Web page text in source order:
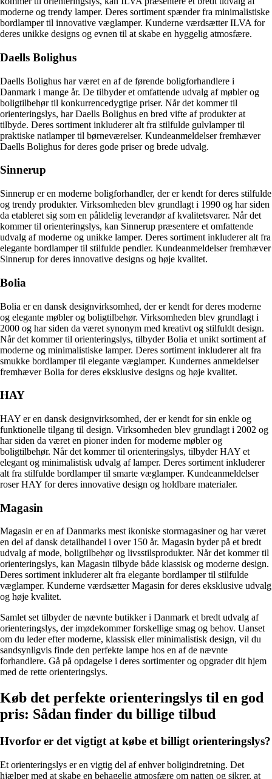
moderne og trendy lamper. Deres sortiment spænder fra minimalistiske
bordlamper til innovative væglamper. Kunderne værdsætter ILVA for
deres unikke designs og evnen til at skabe en hyggelig atmosfære.
Daells Bolighus
Daells Bolighus har været en af de førende boligforhandlere i
Danmark i mange år. De tilbyder et omfattende udvalg af møbler og
boligtilbehør til konkurrencedygtige priser. Når det kommer til
orienteringslys, har Daells Bolighus en bred vifte af produkter at
tilbyde. Deres sortiment inkluderer alt fra stilfulde gulvlamper til
praktiske natlamper til børneværelser. Kundeanmeldelser fremhæver
Daells Bolighus for deres gode priser og brede udvalg.
Sinnerup
Sinnerup er en moderne boligforhandler, der er kendt for deres stilfulde
og trendy produkter. Virksomheden blev grundlagt i 1990 og har siden
da etableret sig som en pålidelig leverandør af kvalitetsvarer. Når det
kommer til orienteringslys, kan Sinnerup præsentere et omfattende
udvalg af moderne og unikke lamper. Deres sortiment inkluderer alt fra
elegante bordlamper til stilfulde pendler. Kundeanmeldelser fremhæver
Sinnerup for deres innovative designs og høje kvalitet.
Bolia
Bolia er en dansk designvirksomhed, der er kendt for deres moderne
og elegante møbler og boligtilbehør. Virksomheden blev grundlagt i
2000 og har siden da været synonym med kreativt og stilfuldt design.
Når det kommer til orienteringslys, tilbyder Bolia et unikt sortiment af
moderne og minimalistiske lamper. Deres sortiment inkluderer alt fra
smukke bordlamper til elegante væglamper. Kundernes anmeldelser
fremhæver Bolia for deres eksklusive designs og høje kvalitet.
HAY
HAY er en dansk designvirksomhed, der er kendt for sin enkle og
funktionelle tilgang til design. Virksomheden blev grundlagt i 2002 og
har siden da været en pioner inden for moderne møbler og
boligtilbehør. Når det kommer til orienteringslys, tilbyder HAY et
elegant og minimalistisk udvalg af lamper. Deres sortiment inkluderer
alt fra stilfulde bordlamper til smarte væglamper. Kundeanmeldelser
roser HAY for deres innovative design og holdbare materialer.
Magasin
Magasin er en af Danmarks mest ikoniske stormagasiner og har været
en del af dansk detailhandel i over 150 år. Magasin byder på et bredt
udvalg af mode, boligtilbehør og livsstilsprodukter. Når det kommer til
orienteringslys, kan Magasin tilbyde både klassisk og moderne design.
Deres sortiment inkluderer alt fra elegante bordlamper til stilfulde
væglamper. Kunderne værdsætter Magasin for deres eksklusive udvalg
og høje kvalitet.
Samlet set tilbyder de nævnte butikker i Danmark et bredt udvalg af
orienteringslys, der imødekommer forskellige smag og behov. Uanset
om du leder efter moderne, klassisk eller minimalistisk design, vil du
sandsynligvis finde den perfekte lampe hos en af de nævnte
forhandlere. Gå på opdagelse i deres sortimenter og opgrader dit hjem
med de rette orienteringslys.
Køb det perfekte orienteringslys til en god
pris: Sådan finder du billige tilbud
Hvorfor er det vigtigt at købe et billigt orienteringslys?
Et orienteringslys er en vigtig del af enhver boligindretning. Det
hjælper med at skabe en behagelig atmosfære om natten og sikrer, at